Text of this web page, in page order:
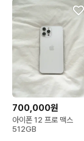
700,000원
아이폰 12 프로 맥스
512GB